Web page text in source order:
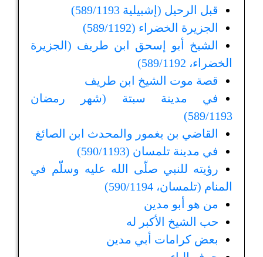
قبل الرحيل (إشبيلية 589/1193)
الجزيرة الخضراء (589/1192)
الشيخ أبو إسحق ابن طريف (الجزيرة
الخضراء، 589/1192)
قصة موت الشيخ ابن طريف
في مدينة سبتة (شهر رمضان
589/1193)
القاضي بن يغمور والمحدث ابن الصائغ
في مدينة تلمسان (590/1193)
رؤيته للنبي صلّى الله عليه وسلّم في
المنام (تلمسان، 590/1194)
من هو أبو مدين
حب الشيخ الأكبر له
بعض كرامات أبي مدين